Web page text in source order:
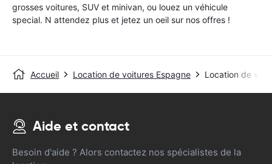
grosses voitures, SUV et minivan, ou louez un véhicule
special. N attendez plus et jetez un oeil sur nos offres !
Accueil Location de voitures Espagne Location de
Aide et contact
Besoin d'aide ? Alors contactez nos spécialistes de la